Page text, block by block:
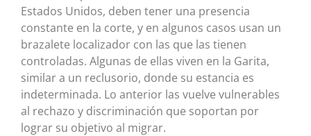
Estados Unidos, deben tener una presencia
constante en la corte, y en algunos casos usan un
brazalete localizador con las que las tienen
controladas. Algunas de ellas viven en la Garita,
similar a un reclusorio, donde su estancia es
indeterminada. Lo anterior las vuelve vulnerables
al rechazo y discriminación que soportan por
lograr su objetivo al migrar.